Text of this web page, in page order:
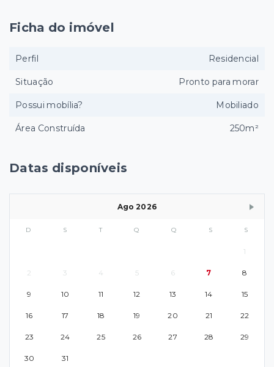
Datas disponíveis
Ago 2026
D S T Q Q S S
1
2 3 4 5 6 7 8
9 10 11 12 13 14 15
16 17 18 19 20 21 22
23 24 25 26 27 28 29
30 31
Ficha do imóvel
Perfil Residencial
Situação Pronto para morar
Possui mobília? Mobiliado
Área Construída 250m²